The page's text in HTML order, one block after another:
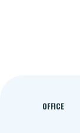
OFFICE